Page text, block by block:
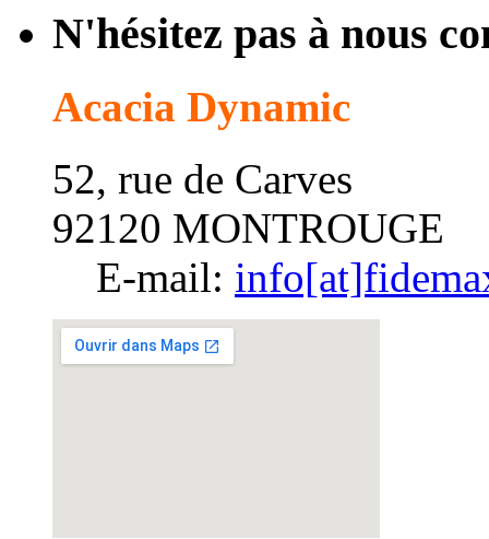
N'hésitez pas à nous
Acacia Dynamic
52, rue de Carves
92120 MONTROUGE
E-mail: